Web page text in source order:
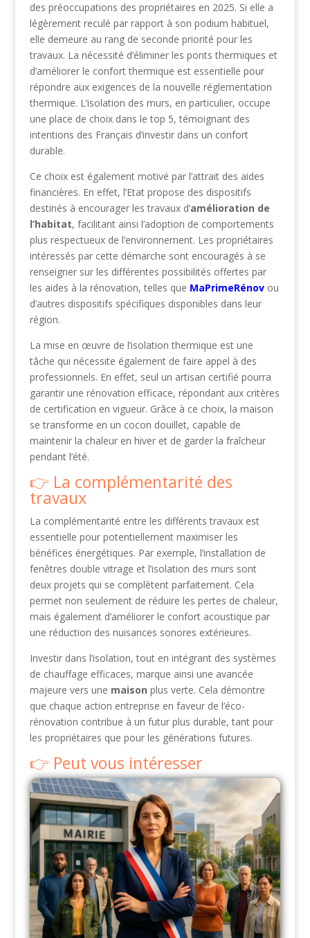
des préoccupations des propriétaires en 2025. Si elle a
légèrement reculé par rapport à son podium habituel,
elle demeure au rang de seconde priorité pour les
travaux. La nécessité d’éliminer les ponts thermiques et
d’améliorer le confort thermique est essentielle pour
répondre aux exigences de la nouvelle réglementation
thermique. L’isolation des murs, en particulier, occupe
une place de choix dans le top 5, témoignant des
intentions des Français d’investir dans un confort
durable.
Ce choix est également motivé par l’attrait des aides
financières. En effet, l’Etat propose des dispositifs
destinés à encourager les travaux d’amélioration de
l’habitat, facilitant ainsi l’adoption de comportements
plus respectueux de l’environnement. Les propriétaires
intéressés par cette démarche sont encouragés à se
renseigner sur les différentes possibilités offertes par
les aides à la rénovation, telles que MaPrimeRénovou
d’autres dispositifs spécifiques disponibles dans leur
région.
La mise en œuvre de l’isolation thermique est une
tâche qui nécessite également de faire appel à des
professionnels. En effet, seul un artisan certifié pourra
garantir une rénovation efficace, répondant aux critères
de certification en vigueur. Grâce à ce choix, la maison
se transforme en un cocon douillet, capable de
maintenir la chaleur en hiver et de garder la fraîcheur
pendant l’été.
La complémentarité des
travaux
La complémentarité entre les différents travaux est
essentielle pour potentiellement maximiser les
bénéfices énergétiques. Par exemple, l’installation de
fenêtres double vitrage et l’isolation des murs sont
deux projets qui se complètent parfaitement. Cela
permet non seulement de réduire les pertes de chaleur,
mais également d’améliorer le confort acoustique par
une réduction des nuisances sonores extérieures.
Investir dans l’isolation, tout en intégrant des systèmes
de chauffage efficaces, marque ainsi une avancée
majeure vers une maison plus verte. Cela démontre
que chaque action entreprise en faveur de l’éco-
rénovation contribue à un futur plus durable, tant pour
les propriétaires que pour les générations futures.
Peut vous intéresser